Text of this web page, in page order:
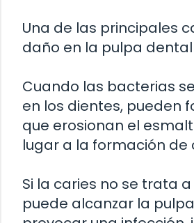
Una de las principales
daño en la pulpa
Cuando las bacterias
en los dientes, pueden
que erosionan el
lugar a la formación de
Si la caries no se trata
puede alcanzar la